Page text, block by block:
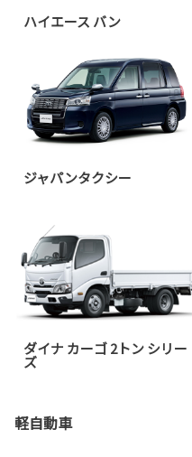
ハイエース バン
ジャパンタクシー
ダイナ カーゴ 2トン シリー
ズ
軽自動車